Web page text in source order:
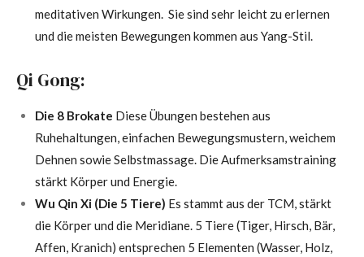
meditativen Wirkungen. Sie sind sehr leicht zu erlernen
und die meisten Bewegungen kommen aus Yang-Stil.
Qi Gong:
Die 8 Brokate Diese Übungen bestehen aus
Ruhehaltungen, einfachen Bewegungsmustern, weichem
Dehnen sowie Selbstmassage. Die Aufmerksamstraining
stärkt Körper und Energie.
Wu Qin Xi (Die 5 Tiere) Es stammt aus der TCM, stärkt
die Körper und die Meridiane. 5 Tiere (Tiger, Hirsch, Bär,
Affen, Kranich) entsprechen 5 Elementen (Wasser, Holz,